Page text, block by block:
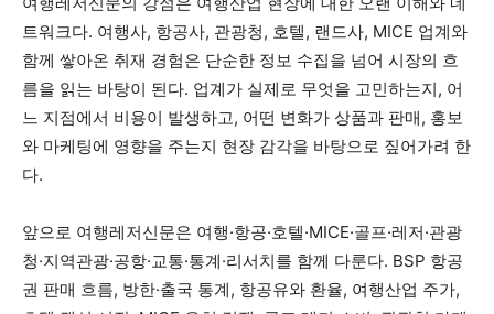
트워크다. 여행사, 항공사, 관광청, 호텔, 랜드사, MICE 업계와
함께 쌓아온 취재 경험은 단순한 정보 수집을 넘어 시장의 흐
름을 읽는 바탕이 된다. 업계가 실제로 무엇을 고민하는지, 어
느 지점에서 비용이 발생하고, 어떤 변화가 상품과 판매, 홍보
와 마케팅에 영향을 주는지 현장 감각을 바탕으로 짚어가려 한
다.
앞으로 여행레저신문은 여행·항공·호텔·MICE·골프·레저·관광
청·지역관광·공항·교통·통계·리서치를 함께 다룬다. BSP 항공
권 판매 흐름, 방한·출국 통계, 항공유와 환율, 여행산업 주가,